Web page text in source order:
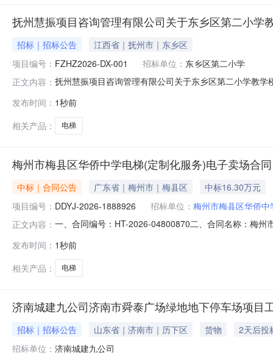
抚州慧振项目咨询管理有限公司关于东乡区第二小学
招标｜招标公告
江西省｜抚州市｜东乡区
项目编号： FZHZ2026-DX-001 招标单位： 东乡区第二小学
正文内容： 抚州慧振项目咨询管理有限公司关于东乡区第二小学教
发布时间： 1秒前
相关产品：
电梯
梅州市梅县区华侨中学电梯(定制化服务)电子卖场合同
中标｜合同公告 广东省｜梅州市｜梅县区
中标16.30万元
项目编号： DDYJ-2026-1888926 招标单位： 梅州市梅县区华侨中
正文内容： 一、合同编号：HT-2026-04800870二、合同名称：梅
商（乙方）：梅州市源兴电梯工程有限公司地址：梅州
发布时间： 1秒前
相关产品：
电梯
济南城建九公司济南市舜泰广场绿地地下停车场项目
招标｜招标公告 山东省｜济南市｜历下区 货物
2天后投
招标单位： 济南城建九公司